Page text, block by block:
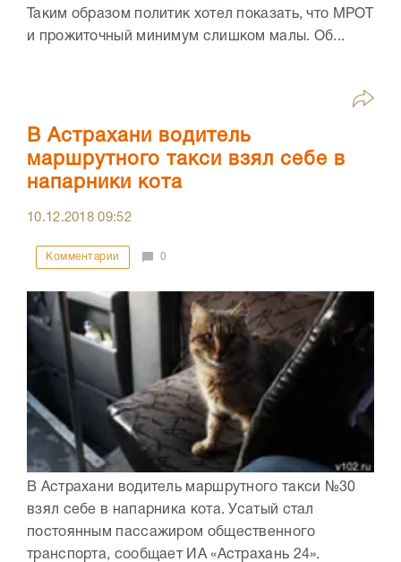
Таким образом политик хотел показать, что МРОТ
и прожиточный минимум слишком малы. Об...
В Астрахани водитель
маршрутного такси взял себе в
напарники кота
10.12.201809:52
Комментарии 0
В Астрахани водитель маршрутного такси №30
взял себе в напарника кота. Усатый стал
постоянным пассажиром общественного
транспорта, сообщает ИА «Астрахань 24».